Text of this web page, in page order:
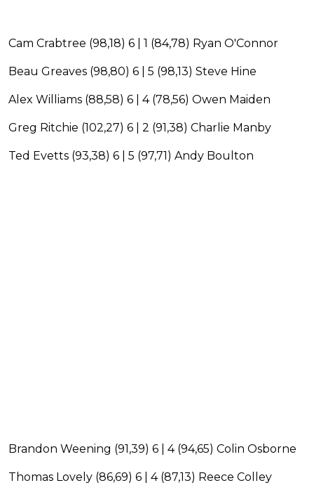
Cam Crabtree (98,18) 6 | 1 (84,78) Ryan O'Connor
Beau Greaves (98,80) 6 | 5 (98,13) Steve Hine
Alex Williams (88,58) 6 | 4 (78,56) Owen Maiden
Greg Ritchie (102,27) 6 | 2 (91,38) Charlie Manby
Ted Evetts (93,38) 6 | 5 (97,71) Andy Boulton
Brandon Weening (91,39) 6 | 4 (94,65) Colin Osborne
Thomas Lovely (86,69) 6 | 4 (87,13) Reece Colley